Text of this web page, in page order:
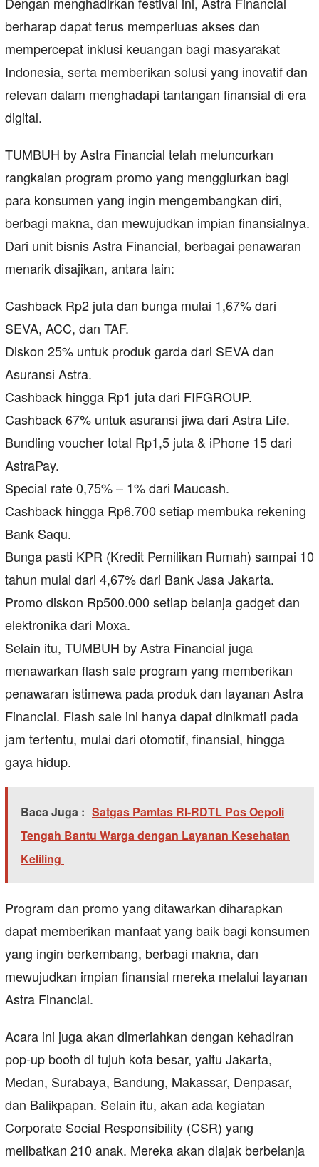
berharap dapat terus memperluas akses dan
mempercepat inklusi keuangan bagi masyarakat
Indonesia, serta memberikan solusi yang inovatif dan
relevan dalam menghadapi tantangan finansial di era
digital.
TUMBUH by Astra Financial telah meluncurkan
rangkaian program promo yang menggiurkan bagi
para konsumen yang ingin mengembangkan diri,
berbagi makna, dan mewujudkan impian finansialnya.
Dari unit bisnis Astra Financial, berbagai penawaran
menarik disajikan, antara lain:
Cashback Rp2 juta dan bunga mulai 1,67% dari
SEVA, ACC, dan TAF.
Diskon 25% untuk produk garda dari SEVA dan
Asuransi Astra.
Cashback hingga Rp1 juta dari FIFGROUP.
Cashback 67% untuk asuransi jiwa dari Astra Life.
Bundling voucher total Rp1,5 juta & iPhone 15 dari
AstraPay.
Special rate 0,75% – 1% dari Maucash.
Cashback hingga Rp6.700 setiap membuka rekening
Bank Saqu.
Bunga pasti KPR (Kredit Pemilikan Rumah) sampai 10
tahun mulai dari 4,67% dari Bank Jasa Jakarta.
Promo diskon Rp500.000 setiap belanja gadget dan
elektronika dari Moxa.
Selain itu, TUMBUH by Astra Financial juga
menawarkan flash sale program yang memberikan
penawaran istimewa pada produk dan layanan Astra
Financial. Flash sale ini hanya dapat dinikmati pada
jam tertentu, mulai dari otomotif, finansial, hingga
gaya hidup.
Baca Juga : Satgas Pamtas RI-RDTL Pos Oepoli
Tengah Bantu Warga dengan Layanan Kesehatan
Keliling
Program dan promo yang ditawarkan diharapkan
dapat memberikan manfaat yang baik bagi konsumen
yang ingin berkembang, berbagi makna, dan
mewujudkan impian finansial mereka melalui layanan
Astra Financial.
Acara ini juga akan dimeriahkan dengan kehadiran
pop-up booth di tujuh kota besar, yaitu Jakarta,
Medan, Surabaya, Bandung, Makassar, Denpasar,
dan Balikpapan. Selain itu, akan ada kegiatan
Corporate Social Responsibility (CSR) yang
melibatkan 210 anak. Mereka akan diajak berbelanja